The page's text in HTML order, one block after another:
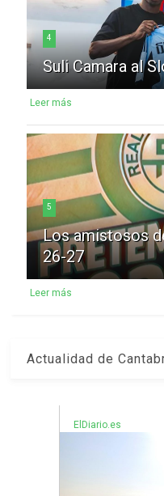
4
Suli Camara al
Leer más
5
Los amistosos
26-27
Leer más
Actualidad de
ElDiario.es